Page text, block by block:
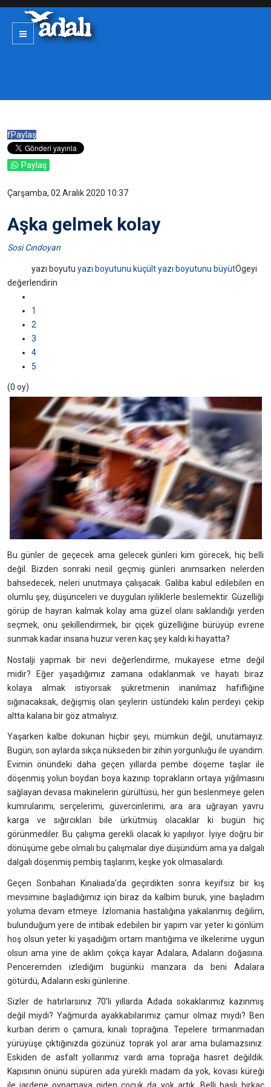
fPaylaş
Paylaş
Çarşamba, 02 Aralık 2020 10:37
Aşka gelmek kolay
Sosi Cındoyan
yazı boyutu yazı boyutunu küçült yazı boyutunu büyütÖgeyi
değerlendirin
1
2
3
4
5
(0 oy)
Bu günler de geçecek ama gelecek günleri kim görecek, hiç belli
değil. Bizden sonraki nesil geçmiş günleri anımsarken nelerden
bahsedecek, neleri unutmaya çalışacak. Galiba kabul edilebilen en
olumlu şey, düşünceleri ve duyguları iyiliklerle beslemektir. Güzelliği
görüp de hayran kalmak kolay ama güzel olanı saklandığı yerden
seçmek, onu şekillendirmek, bir çiçek güzelliğine bürüyüp evrene
sunmak kadar insana huzur veren kaç şey kaldı ki hayatta?
Nostalji yapmak bir nevi değerlendirme, mukayese etme değil
midir? Eğer yaşadığımız zamana odaklanmak ve hayatı biraz
kolaya almak istiyorsak şükretmenin inanılmaz hafifliğine
sığınacaksak, değişmiş olan şeylerin üstündeki kalın perdeyi çekip
altta kalana bir göz atmalıyız.
Yaşarken kalbe dokunan hiçbir şeyi, mümkün değil, unutamayız.
Bugün, son aylarda sıkça nükseden bir zihin yorgunluğu ile uyandım.
Evimin önündeki daha geçen yıllarda pembe döşeme taşlar ile
döşenmiş yolun boydan boya kazınıp toprakların ortaya yığılmasını
sağlayan devasa makinelerin gürültüsü, her gün beslenmeye gelen
kumrularımı, serçelerimi, güvercinlerimi, ara ara uğrayan yavru
karga ve sığırcıkları bile ürkütmüş olacaklar ki bugün hiç
görünmediler. Bu çalışma gerekli olacak ki yapılıyor. İyiye doğru bir
dönüşüme gebe olmalı bu çalışmalar diye düşündüm ama ya dalgalı
dalgalı döşenmiş pembiş taşlarım, keşke yok olmasalardı.
Geçen Sonbaharı Kınalıada’da geçirdikten sonra keyifsiz bir kış
mevsimine başladığımız için biraz da kalbim buruk, yine başladım
yoluma devam etmeye. İzlomania hastalığına yakalanmış değilim,
bulunduğum yere de intibak edebilen bir yapım var yeter ki gönlüm
hoş olsun yeter ki yaşadığım ortam mantığıma ve ilkelerime uygun
olsun ama yine de aklım çokça kayar Adalara, Adaların doğasına.
Penceremden izlediğim bugünkü manzara da beni Adalara
götürdü, Adaların eski günlerine.
Sizler de hatırlarsınız 70’li yıllarda Adada sokaklarımız kazınmış
değil miydi? Yağmurda ayakkabılarımız çamur olmaz mıydı? Ben
kurban derim o çamura, kınalı toprağına. Tepelere tırmanmadan
yürüyüşe çıktığınızda gözünüz toprak yol arar ama bulamazsınız.
Eskiden de asfalt yollarımız vardı ama toprağa hasret değildik.
Kapısının önünü süpüren ada yürekli madam da yok, kovası küreği